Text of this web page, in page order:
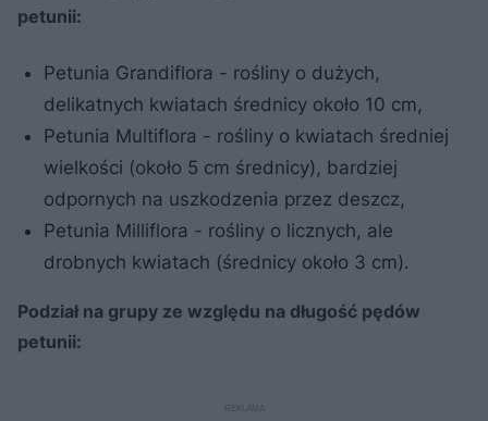
petunii:
Petunia Grandiflora - rośliny o dużych,
delikatnych kwiatach średnicy około 10 cm,
Petunia Multiflora - rośliny o kwiatach średniej
wielkości (około 5 cm średnicy), bardziej
odpornych na uszkodzenia przez deszcz,
Petunia Milliflora - rośliny o licznych, ale
drobnych kwiatach (średnicy około 3 cm).
Podział na grupy ze względu na długość pędów
petunii: